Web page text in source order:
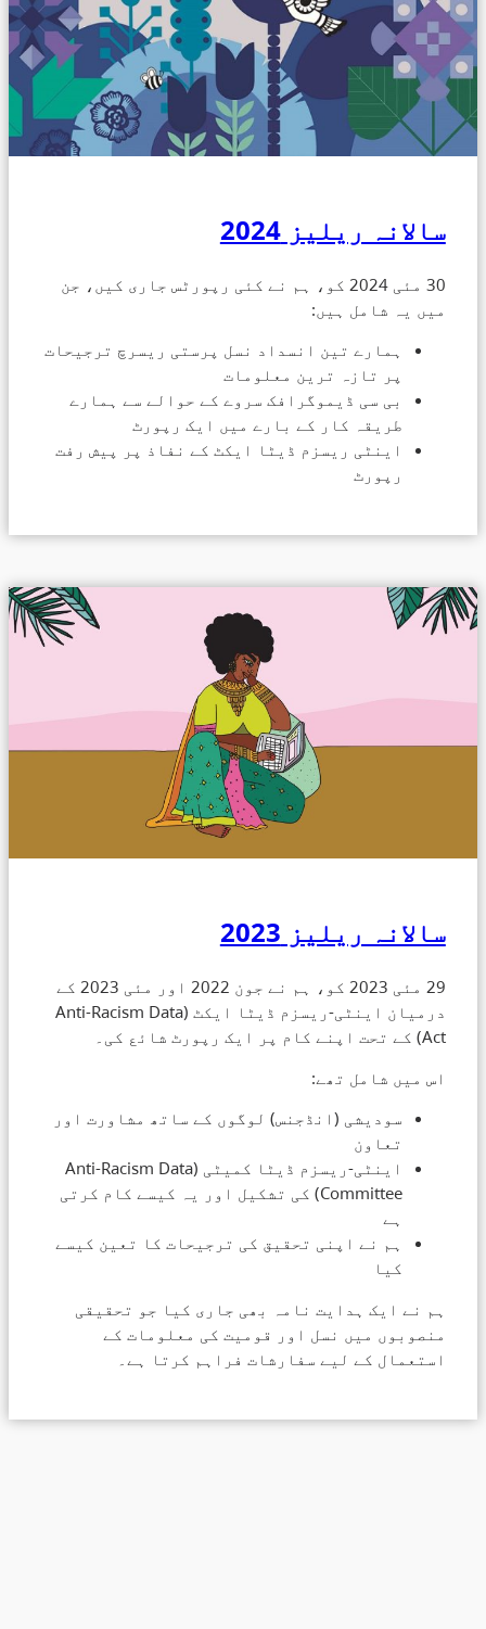
سالانہ ریلیز 2024
30 مئی 2024 کو، ہم نے کئی رپورٹس جاری کیں، جن
میں یہ شامل ہیں:
ہمارے تین انسداد نسل پرستی ریسرچ ترجیحات
پر تازہ ترین معلومات
بی سی ڈیموگرافک سروے کے حوالے سے ہمارے
طریقہ کار کے بارے میں ایک رپورٹ
اینٹی ریسزم ڈیٹا ایکٹ کے نفاذ پر پیش رفت
رپورٹ
سالانہ ریلیز 2023
29 مئی 2023 کو، ہم نے جون 2022 اور مئی 2023 کے
درمیان اینٹی-ریسزم ڈیٹا ایکٹ (Anti-Racism Data
Act) کے تحت اپنے کام پر ایک رپورٹ شائع کی۔
اس میں شامل تھے:
سودیشی (انڈجنس) لوگوں کے ساتھ مشاورت اور
تعاون
اینٹی-ریسزم ڈیٹا کمیٹی (Anti-Racism Data
Committee) کی تشکیل اور یہ کیسے کام کرتی
ہے
ہم نے اپنی تحقیق کی ترجیحات کا تعین کیسے
کیا
ہم نے ایک ہدایت نامہ بھی جاری کیا جو تحقیقی
منصوبوں میں نسل اور قومیت کی معلومات کے
استعمال کے لیے سفارشات فراہم کرتا ہے۔